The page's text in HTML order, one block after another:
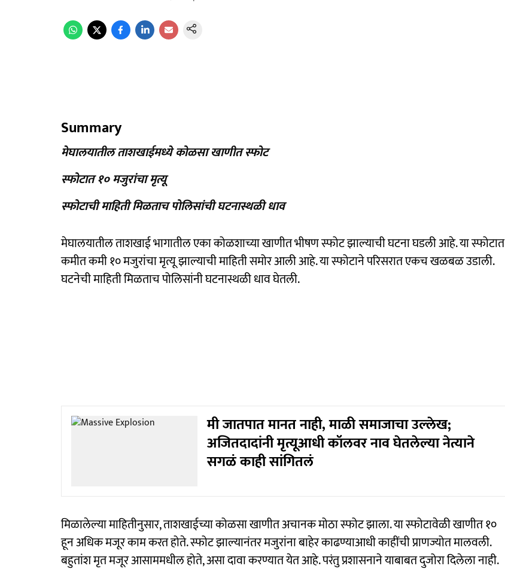
Summary
मेघालयातील ताशखाईमध्ये कोळसा खाणीत स्फोट
स्फोटात १० मजुरांचा मृत्यू
स्फोटाची माहिती मिळताच पोलिसांची घटनास्थळी धाव
मेघालयातील ताशखाई भागातील एका कोळशाच्या खाणीत भीषण स्फोट झाल्याची घटना घडली आहे. या स्फोटात
कमीत कमी १० मजुरांचा मृत्यू झाल्याची माहिती समोर आली आहे. या स्फोटाने परिसरात एकच खळबळ उडाली.
घटनेची माहिती मिळताच पोलिसांनी घटनास्थळी धाव घेतली.
मी जातपात मानत नाही, माळी समाजाचा उल्लेख;
अजितदादांनी मृत्यूआधी कॉलवर नाव घेतलेल्या नेत्याने
सगळं काही सांगितलं
मिळालेल्या माहितीनुसार, ताशखाईच्या कोळसा खाणीत अचानक मोठा स्फोट झाला. या स्फोटावेळी खाणीत १०
हून अधिक मजूर काम करत होते. स्फोट झाल्यानंतर मजुरांना बाहेर काढण्याआधी काहींची प्राणज्योत मालवली.
बहुतांश मृत मजूर आसाममधील होते, असा दावा करण्यात येत आहे. परंतु प्रशासनाने याबाबत दुजोरा दिलेला नाही.